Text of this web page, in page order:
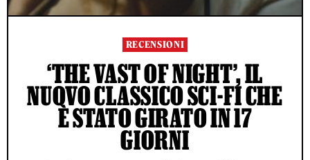
RECENSIONI
‘THE VAST OF NIGHT’, IL
NUOVO CLASSICO SCI-FI CHE
È STATO GIRATO IN 17
GIORNI